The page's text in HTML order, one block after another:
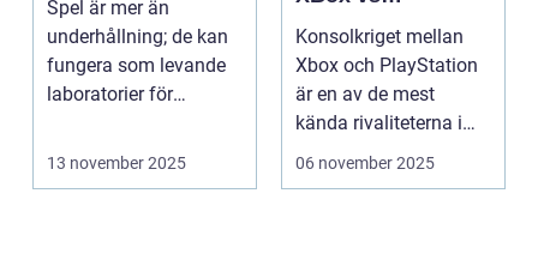
Spel är mer än
underhållning; de kan
fungera som levande
laboratorier för
13 november 2025
PlayStation
Konsolkriget mellan
Xbox och PlayStation
är en av de mest
kända rivaliteterna i
spelvä...
06 november 2025